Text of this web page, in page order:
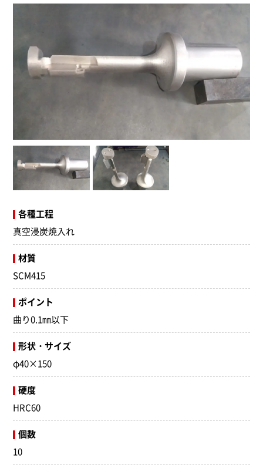
各種工程
真空浸炭焼入れ
材質
SCM415
ポイント
曲り0.1㎜以下
形状・サイズ
φ40×150
硬度
HRC60
個数
10